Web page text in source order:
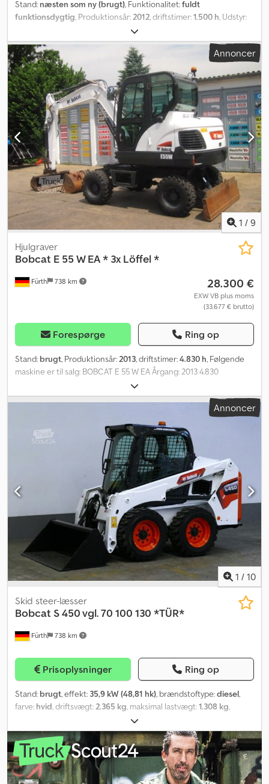
Stand: næsten som ny (brugt), Funktionalitet:fuldt
funktionsdygtig, Produktionsår:2012, driftstimer:1.500 h, Udstyr:
bordincomputer, firehjulstræk, griberhydraulik, hydraulik,
pallelifte, BOBCAT S175 Årgang 2012 Driftstimer: 1500 Cjdpfx Afjzly
Dqjuerf Skovl Gaffel
Annoncer
1 / 9
Fürth 738 km
Hjulgraver
Bobcat E 55 W EA * 3x Löffel *
28.300 €
EXW VB plus moms
(33.677 € brutto)
Forespørge Ring op
Stand: brugt, Produktionsår: 2013, driftstimer:4.830 h, Følgende
maskine er til salg: BOBCAT E 55 W EA Årgang: 2013 4.830
driftstimer Mobilgravemaskine, vægt: ca. 5.550 kg. Grabskovl 145
cm + skovl 58 cm + skovl 28 cm. Skær, 2 x ekstra hydraulik.
Klimaanlæg. Codpfx Afozmg Sqjusrf Helmut Jakob Pfeifer
Verwertungen sælger maskiner og udstyr på vegne af
virksomheder, banker, offentlige institutioner og konkursboer.
Kontakt os gerne, hvis du har maskiner og udstyr, som du ønsker,
at en anden skal stå for salg eller bortskaffelse af. Vi har mange års
erfaring og et stort internationalt kundenetværk. Vores kunder
skal ikke bekymre sig om noget, når det kommer til bortskaffelse
af deres maskiner og udstyr.
Annoncer
1 / 10
Fürth 738 km
Skid steer-læsser
Bobcat S 450 vgl. 70 100 130 *TÜR*
Prisoplysninger Ring op
Stand: brugt, effekt: 35,9 kW (48,81 hk), brændstoftype:diesel,
farve: hvid, driftsvægt:2.365 kg, maksimal lastvægt:1.308 kg,
, dækstørrelse:
procent, graveskovsbredde:1.600 mm, Produktionsår:2015,
driftstimer:1.805 h , Udstyr:bordincomputer, ekstra forlygter,
hydraulik, kabine, standardskovl, Kompaktlæsser BOBCAT, type: S
450, først taget i brug 2016, driftsvægt: ca. 2.365 kg, 4-cylindret